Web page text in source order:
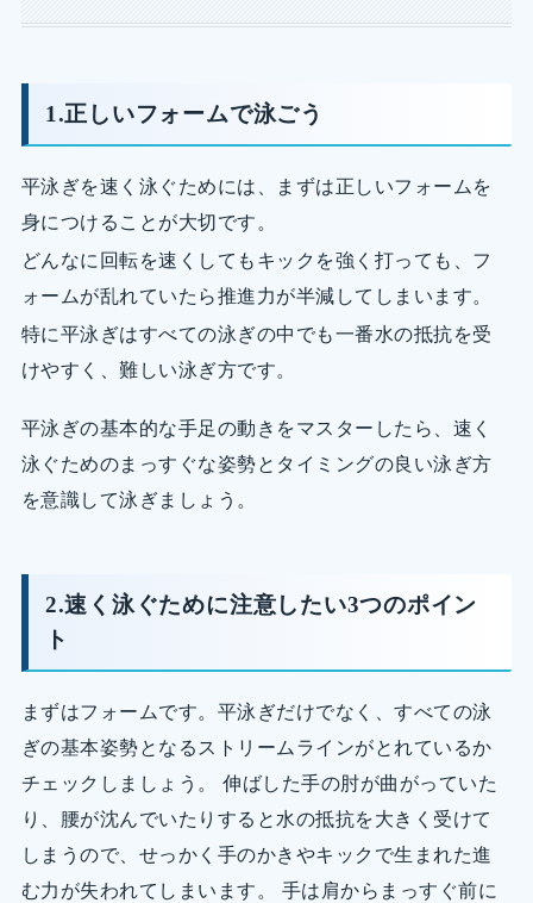
1.正しいフォームで泳ごう
平泳ぎを速く泳ぐためには、まずは正しいフォームを
身につけることが大切です。
どんなに回転を速くしてもキックを強く打っても、フ
ォームが乱れていたら推進力が半減してしまいます。
特に平泳ぎはすべての泳ぎの中でも一番水の抵抗を受
けやすく、難しい泳ぎ方です。
平泳ぎの基本的な手足の動きをマスターしたら、速く
泳ぐためのまっすぐな姿勢とタイミングの良い泳ぎ方
を意識して泳ぎましょう。
2.速く泳ぐために注意したい3つのポイン
ト
まずはフォームです。平泳ぎだけでなく、すべての泳
ぎの基本姿勢となるストリームラインがとれているか
チェックしましょう。 伸ばした手の肘が曲がっていた
り、腰が沈んでいたりすると水の抵抗を大きく受けて
しまうので、せっかく手のかきやキックで生まれた進
む力が失われてしまいます。 手は肩からまっすぐ前に